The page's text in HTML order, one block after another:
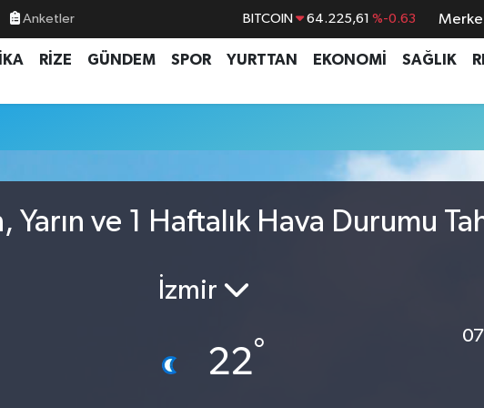
Anketler BITCOIN 64.225,61 %-0.63
DOLAR 47,6704 %0
GRAM ALTIN 6510.40 %0.45
BİST100 13.799 %70
RİZE GÜNDEM SPOR YURTTAN EKONOMİ SAĞLIK
Yarın ve 1 Haftalık Hava Durumu
İzmir
22°